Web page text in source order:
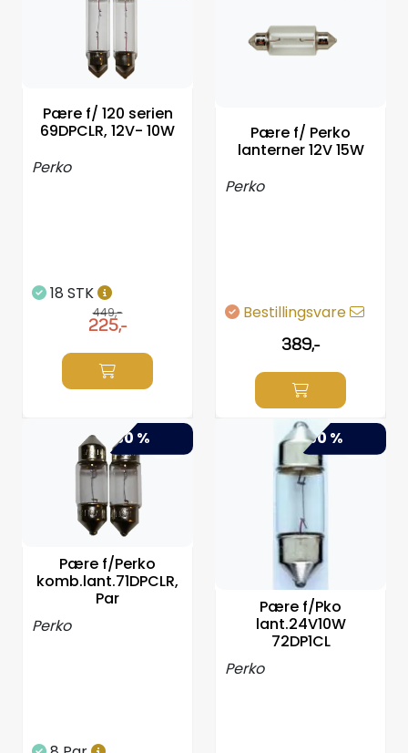
Pære f/ 120 serien
69DPCLR, 12V- 10W
Perko
18 STK
449,-
225,-
Pære f/ Perko
lanterner 12V 15W
Perko
Bestillingsvare
389,-
-30 %
Pære f/Perko
komb.lant.71DPCLR,
Par
Perko
-50 %
Pære f/Pko
lant.24V10W
72DP1CL
Perko